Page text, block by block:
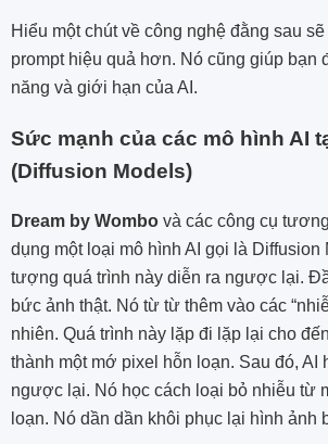
Hiểu một chút về công nghệ đằng sau
prompt hiệu quả hơn. Nó cũng giúp bạn
năng và giới hạn của AI.
Sức mạnh của các mô hình AI
(Diffusion Models)
Dream by Wombo và các công cụ
dụng một loại mô hình AI gọi là
tượng quá trình này diễn ra ngược lại.
bức ảnh thật. Nó từ từ thêm vào các
nhiên. Quá trình này lặp đi lặp lại cho
thành một mớ pixel hỗn loạn. Sau đó, AI
ngược lại. Nó học cách loại bỏ nhiễu từ
loạn. Nó dần dần khôi phục lại hình ảnh